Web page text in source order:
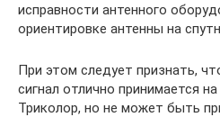
исправности антенного
ориентировке антенны на
При этом следует признать,
сигнал отлично принимается
Триколор, но не может быть